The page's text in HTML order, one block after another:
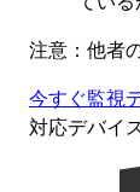
注意：他者
今すぐ監視
対応デバイ